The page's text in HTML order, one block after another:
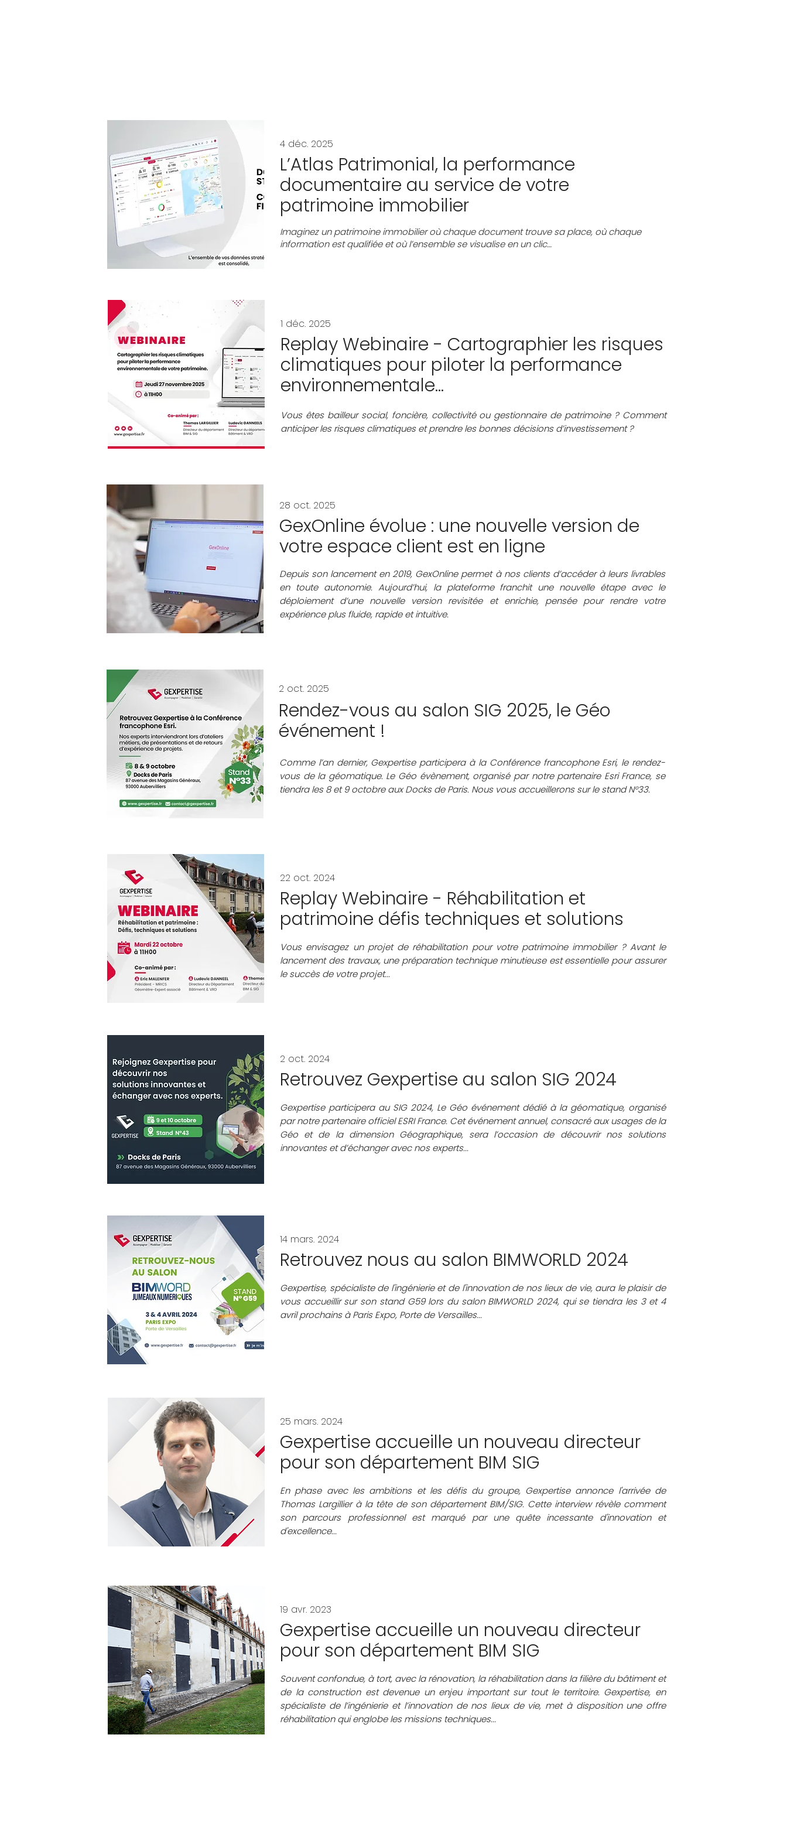
4 déc. 2025
L’Atlas Patrimonial, la performance
documentaire au service de votre
patrimoine immobilier
Imaginez un patrimoine immobilier où chaque document trouve sa place, où chaque
information est qualifiée et où l’ensemble se visualise en un clic…
1 déc. 2025
Replay Webinaire - Cartographier les risques
climatiques pour piloter la performance
environnementale...
Vous êtes bailleur social, foncière, collectivité ou gestionnaire de patrimoine ? Comment
anticiper les risques climatiques et prendre les bonnes décisions d’investissement ?
28 oct. 2025
GexOnline évolue : une nouvelle version de
votre espace client est en ligne
Depuis son lancement en 2019, GexOnline permet à nos clients d’accéder à leurs livrables
en toute autonomie. Aujourd’hui, la plateforme franchit une nouvelle étape avec le
déploiement d’une nouvelle version revisitée et enrichie, pensée pour rendre votre
expérience plus fluide, rapide et intuitive.
2 oct. 2025
Rendez-vous au salon SIG 2025, le Géo
événement !
Comme l’an dernier, Gexpertise participera à la Conférence francophone Esri, le rendez-
vous de la géomatique. Le Géo évènement, organisé par notre partenaire Esri France, se
tiendra les 8 et 9 octobre aux Docks de Paris. Nous vous accueillerons sur le stand N°33.
22 oct. 2024
Replay Webinaire - Réhabilitation et
patrimoine défis techniques et solutions
Vous envisagez un projet de réhabilitation pour votre patrimoine immobilier ? Avant le
lancement des travaux, une préparation technique minutieuse est essentielle pour assurer
le succès de votre projet...
2 oct. 2024
Retrouvez Gexpertise au salon SIG 2024
Gexpertise participera au SIG 2024, Le Géo événement dédié à la géomatique, organisé
par notre partenaire officiel ESRI France. Cet événement annuel, consacré aux usages de la
Géo et de la dimension Géographique, sera l’occasion de découvrir nos solutions
innovantes et d’échanger avec nos experts...
14 mars. 2024
Retrouvez nous au salon BIMWORLD 2024
Gexpertise, spécialiste de l'ingénierie et de l'innovation de nos lieux de vie, aura le plaisir de
vous accueillir sur son stand G59 lors du salon BIMWORLD 2024, qui se tiendra les 3 et 4
avril prochains à Paris Expo, Porte de Versailles...
25 mars. 2024
Gexpertise accueille un nouveau directeur
pour son département BIM SIG
En phase avec les ambitions et les défis du groupe, Gexpertise annonce l'arrivée de
Thomas Largillier à la tête de son département BIM/SIG. Cette interview révèle comment
son parcours professionnel est marqué par une quête incessante d'innovation et
d'excellence...
19 avr. 2023
Gexpertise accueille un nouveau directeur
pour son département BIM SIG
Souvent confondue, à tort, avec la rénovation, la réhabilitation dans la filière du bâtiment et
de la construction est devenue un enjeu important sur tout le territoire. Gexpertise, en
spécialiste de l’ingénierie et l’innovation de nos lieux de vie, met à disposition une offre
réhabilitation qui englobe les missions techniques...